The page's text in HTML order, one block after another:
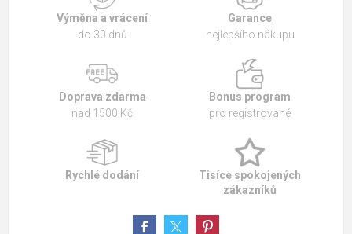
Výměna a vrácení
do 30 dnů
Garance
nejlepšího nákupu
Doprava zdarma
nad 1500 Kč
Bonus program
pro registrované
Rychlé dodání
Tisíce spokojených
zákazníků